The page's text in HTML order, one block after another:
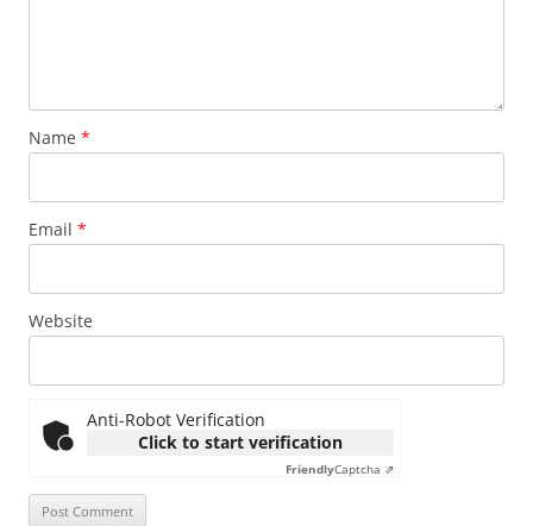
Name *
Email *
Website
Anti-Robot Verification
Click to start verification
FriendlyCaptcha ⇗